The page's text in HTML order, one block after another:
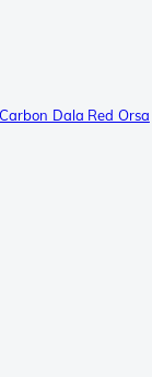
Dala Red Orsa